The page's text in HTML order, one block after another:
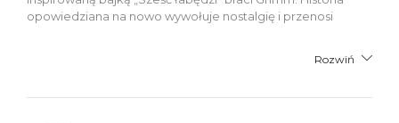
opowiedziana na nowo wywołuje nostalgię i przenosi
Rozwiń